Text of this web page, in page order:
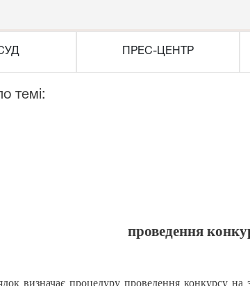
ПРЕС-ЦЕНТР
темі:
проведення
визначає процедуру проведення конкурсу на